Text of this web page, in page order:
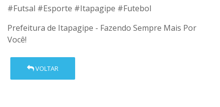
#Futsal #Esporte #Itapagipe #Futebol
Prefeitura de Itapagipe - Fazendo Sempre Mais Por
Você!
VOLTAR